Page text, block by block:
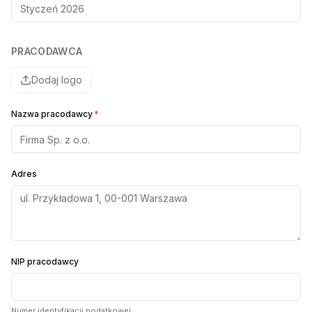
PRACODAWCA
Dodaj logo
Nazwa pracodawcy *
Adres
NIP pracodawcy